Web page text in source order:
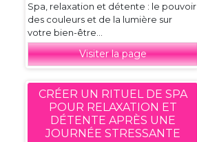
Spa, relaxation et détente : le pouvoir
des couleurs et de la lumière sur
votre bien-être...
Visiter la page
CRÉER UN RITUEL DE SPA
POUR RELAXATION ET
DÉTENTE APRÈS UNE
JOURNÉE STRESSANTE